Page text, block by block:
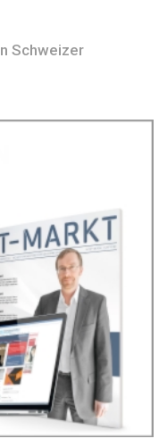
Schweizer